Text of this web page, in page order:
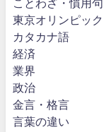
ことわざ・慣用句
東京オリンピック
カタカナ語
経済
業界
政治
金言・格言
言葉の違い